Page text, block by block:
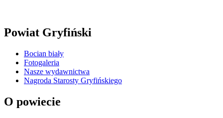
Powiat Gryfiński
Bocian biały
Fotogaleria
Nasze wydawnictwa
Nagroda Starosty Gryfińskiego
O powiecie